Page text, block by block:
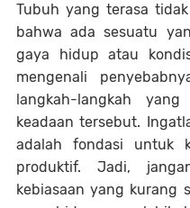
Tubuh yang terasa
bahwa ada sesuatu
gaya hidup atau
mengenali
langkah-langkah
keadaan tersebut.
adalah fondasi untuk
produktif. Jadi,
kebiasaan yang kurang